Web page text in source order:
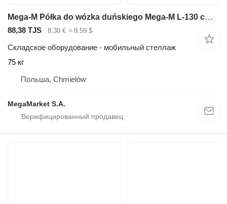
Mega-M Półka do wózka duńskiego Mega-M L-130 cm G-55 cm
88,38 TJS 8,30 € ≈ 9,59 $
Складское оборудование - мобильный стеллаж
75 кг
Польша, Chmielów
MegaMarket S.A.